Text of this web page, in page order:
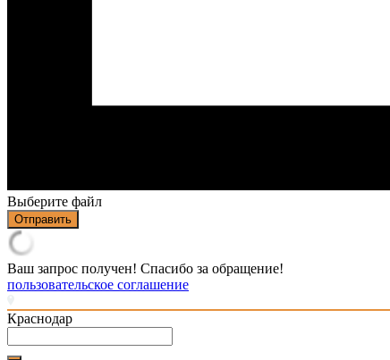
Выберите файл
Отправить
Ваш запрос получен! Спасибо за обращение!
пользовательское соглашение
Краснодар